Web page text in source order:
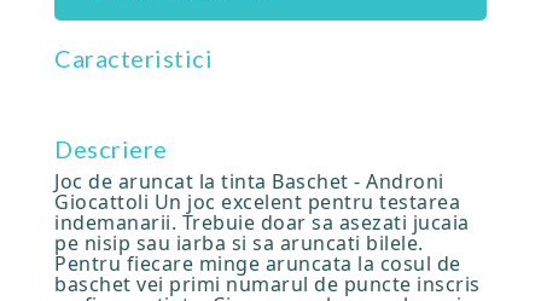
Caracteristici
Descriere
Joc de aruncat la tinta Baschet - Androni
Giocattoli Un joc excelent pentru testarea
indemanarii. Trebuie doar sa asezati jucaia
pe nisip sau iarba si sa aruncati bilele.
Pentru fiecare minge aruncata la cosul de
baschet vei primi numarul de puncte inscris